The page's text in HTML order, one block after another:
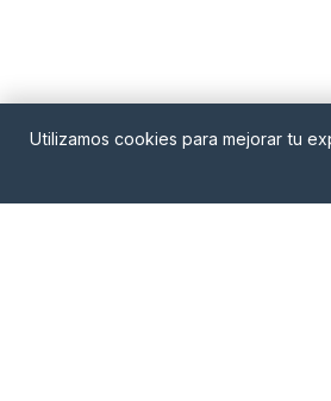
Utilizamos cookies para mejorar tu